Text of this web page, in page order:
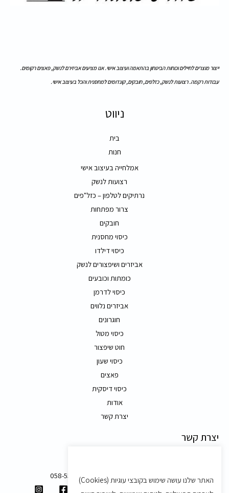
ייצור מוצרים לחיילים וכוחות הביטחון בהתאמה ועיצוב אישי. אנו מציעים אביזירם לנשק, פאצים רקומים.
עבודות רקמה. רצועות לנשק, כזלפים, חובקים, קונדומים למחסנית והכל בעיצוב אישי.
ניווט
בית
חנות
אמלחייה בעיצוב אישי
רצועות לנשק
נרתיקים לטלפון – כזל"פים
צרור מפתחות
חובקים
כיסוי מחסנית
כיסוי דילדו
אביזרים ושיפצורים לנשק
כומתות וכובעים
כיסוי לדרמן
אביזרים נלווים
חוגרונים
כיסוי מטול
חוט שיפצור
כיסוי שעון
פאצים
כיסוי דיסקית
אודות
יצרת קשר
יצרת קשר
058-5557588
shvartz.order@gmail.com
האתר שלנו עושה שימוש בקובצי עוגיות (Cookies)